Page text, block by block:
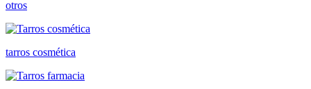
otros
tarros cosmética